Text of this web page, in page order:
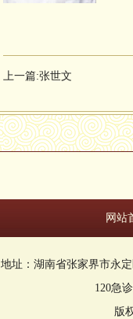
上一篇:张世文
网站
地址：湖南省张家界市永定
120急
版